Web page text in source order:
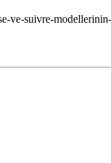
ve-suivre-